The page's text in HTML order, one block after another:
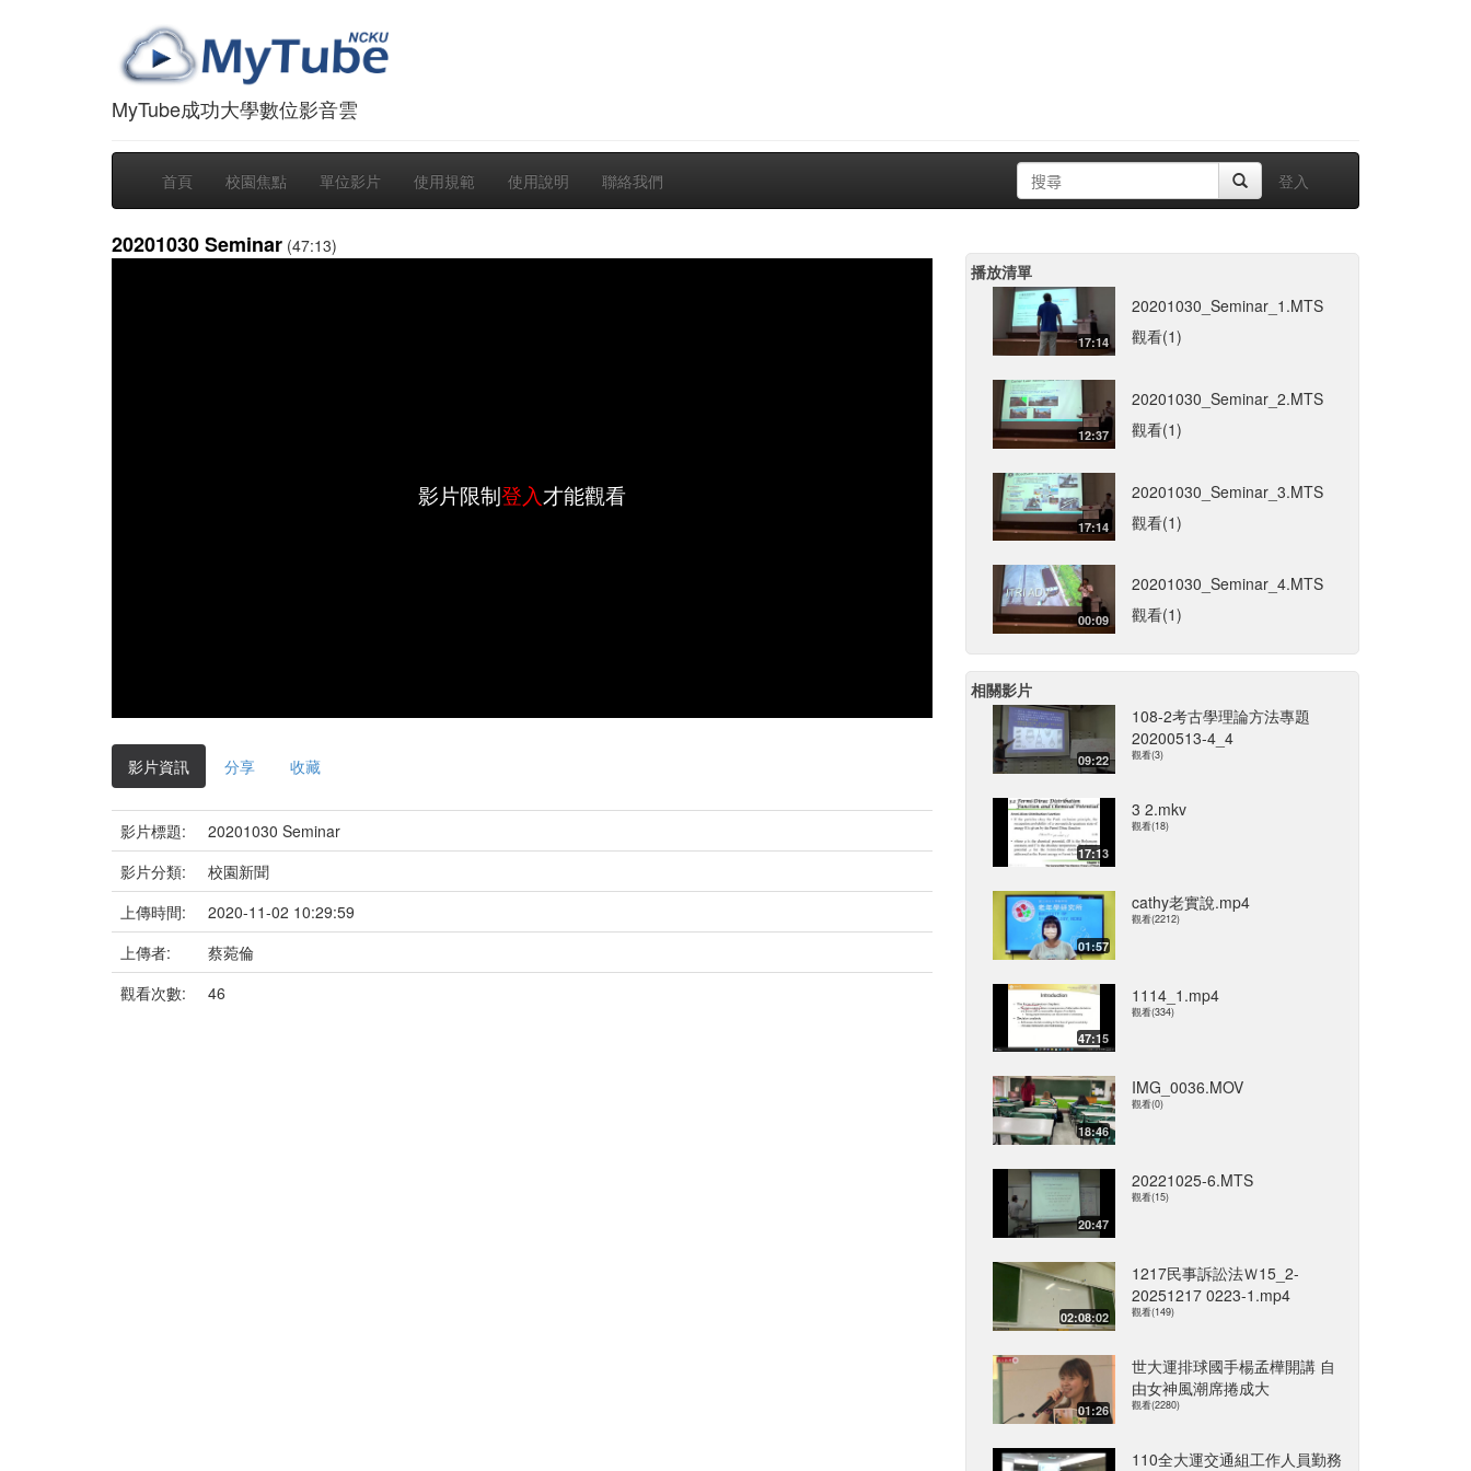
MyTube成功大學數位影音雲
首頁 校園焦點 單位影片 使用規範 使用說明 聯絡我們 登入
20201030 Seminar (47:13)
影片限制登入才能觀看
影片資訊 分享 收藏
影片標題:
20201030 Seminar
影片分類:
校園新聞
上傳時間:
2020-11-02 10:29:59
上傳者:
蔡菀倫
觀看次數:
46
播放清單
17:14
20201030_Seminar_1.MTS
觀看(1)
12:37
20201030_Seminar_2.MTS
觀看(1)
17:14
20201030_Seminar_3.MTS
觀看(1)
00:09
20201030_Seminar_4.MTS
觀看(1)
相關影片
09:22
108-2考古學理論方法專題
20200513-4_4
觀看(3)
17:13
3 2.mkv
觀看(18)
01:57
cathy老實說.mp4
觀看(2212)
47:15
1114_1.mp4
觀看(334)
18:46
IMG_0036.MOV
觀看(0)
20:47
20221025-6.MTS
觀看(15)
02:08:02
1217民事訴訟法Ｗ15_2-
20251217 0223-1.mp4
觀看(149)
01:26
世大運排球國手楊孟樺開講 自
由女神風潮席捲成大
觀看(2280)
110全大運交通組工作人員勤務